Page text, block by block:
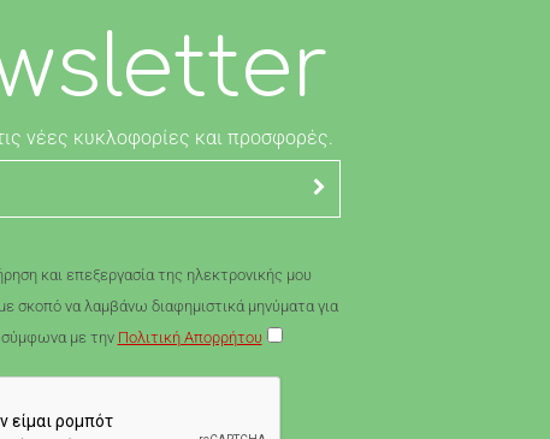
νέες κυκλοφορίες και προσφορές.
και επεξεργασία της ηλεκτρονικής μου
σκοπό να λαμβάνω διαφημιστικά μηνύματα για
με την Πολιτική Απορρήτου